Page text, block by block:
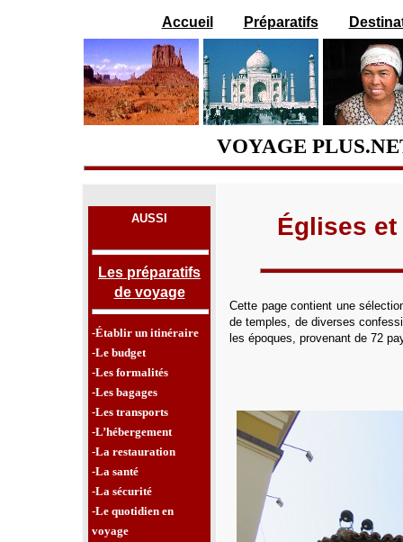
Accueil Préparatifs
VOYAGE
AUSSI
Les préparatifs
de voyage
-Établir un itinéraire
-Le budget
-Les formalités
-Les bagages
-Les transports
-L’hébergement
-La restauration
-La santé
-La sécurité
-Le quotidien en
voyage
Églises
Cette page contient une
de temples, de diverses
les époques, provenant de 72